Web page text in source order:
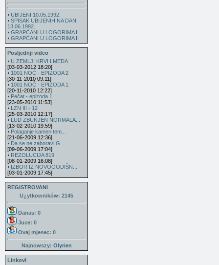
UBIJENI 10.05.1992.
SPISAK UBIJENIH NA DAN
13.06.1992.
GRAPĆANI U LOGORIMA I
GRAPĆANI U LOGORIMA II
Posljednji video
U ZEMLJI KRVI I MEDA
[03-03-2012 18:20]
1001 NOĆ - EPIZODA 2
[30-11-2010 09:11]
1001 NOĆ - EPIZODA 1
[20-11-2010 12:22]
Pečat - epizoda 1
[23-05-2010 11:53]
LZN III - 12
[25-03-2010 12:17]
LUD ZBUNJEN NORMALA...
[13-02-2010 19:59]
Polaganje kamen tem...
[21-06-2009 12:36]
Da se ne zaboravi G...
[09-06-2009 17:04]
REZOLUCIJA 819
[08-01-2009 16:08]
IZBOR IZ NOVOGODIŠN...
[03-01-2009 17:45]
REGISTROVANI
U¿ytkowników: 2145
Danas: 0
Juce: 0
Ovaj mjesec: 0
Najnowszy: Olyrien
Linkovi